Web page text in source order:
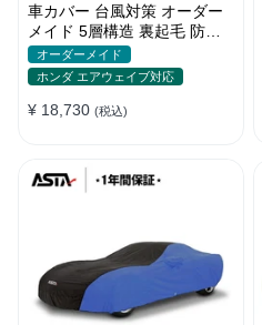
車カバー 台風対策 オーダー
メイド 5層構造 裏起毛 防水
防雨 軽/普自動車 SUV対応 お
すすめ
オーダーメイド
ホンダ エアウェイブ対応
¥ 18,730 (税込)